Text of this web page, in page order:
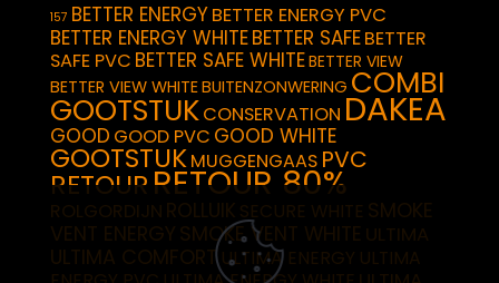
157 BETTER ENERGYBETTER ENERGY PVC
BETTER ENERGY WHITEBETTER SAFEBETTER
SAFE PVC BETTER SAFE WHITEBETTER VIEW
BETTER VIEW WHITEBUITENZONWERING COMBI
GOOTSTUKCONSERVATION DAKEA
GOOD GOOD PVC GOOD WHITE
GOOTSTUKMUGGENGAAS PVC
RETOUR RETOUR 80%
ROLGORDIJN ROLLUIK SECURE WHITE SMOKE
VENT ENERGY SMOKE VENT WHITE ULTIMA
ULTIMA COMFORT ULTIMA ENERGY ULTIMA